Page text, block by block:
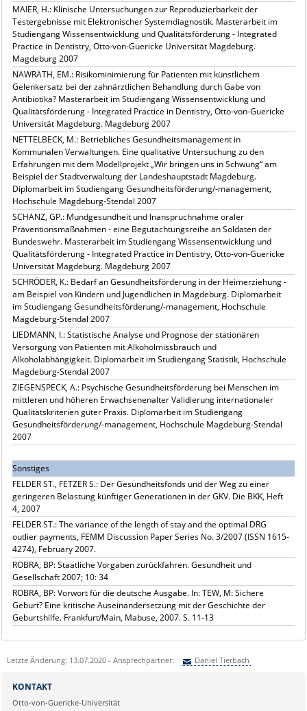
MAIER, H.: Klinische Untersuchungen zur Reproduzierbarkeit der
Testergebnisse mit Elektronischer Systemdiagnostik. Masterarbeit im
Studiengang Wissensentwicklung und Qualitätsförderung - Integrated
Practice in Dentistry, Otto-von-Guericke Universität Magdeburg.
Magdeburg 2007
NAWRATH, EM.: Risikominimierung für Patienten mit künstlichem
Gelenkersatz bei der zahnärztlichen Behandlung durch Gabe von
Antibiotika? Masterarbeit im Studiengang Wissensentwicklung und
Qualitätsförderung - Integrated Practice in Dentistry, Otto-von-Guericke
Universität Magdeburg. Magdeburg 2007
NETTELBECK, M.: Betriebliches Gesundheitsmanagement in
Kommunalen Verwaltungen. Eine qualitative Untersuchung zu den
Erfahrungen mit dem Modellprojekt „Wir bringen uns in Schwung“ am
Beispiel der Stadtverwaltung der Landeshauptstadt Magdeburg.
Diplomarbeit im Studiengang Gesundheitsförderung/-management,
Hochschule Magdeburg-Stendal 2007
SCHANZ, GP.: Mundgesundheit und Inanspruchnahme oraler
Präventionsmaßnahmen - eine Begutachtungsreihe an Soldaten der
Bundeswehr. Masterarbeit im Studiengang Wissensentwicklung und
Qualitätsförderung - Integrated Practice in Dentistry, Otto-von-Guericke
Universität Magdeburg. Magdeburg 2007
SCHRÖDER, K.: Bedarf an Gesundheitsförderung in der Heimerziehung -
am Beispiel von Kindern und Jugendlichen in Magdeburg. Diplomarbeit
im Studiengang Gesundheitsförderung/-management, Hochschule
Magdeburg-Stendal 2007
LIEDMANN, I.: Statistische Analyse und Prognose der stationären
Versorgung von Patienten mit Alkoholmissbrauch und
Alkoholabhängigkeit. Diplomarbeit im Studiengang Statistik, Hochschule
Magdeburg-Stendal 2007
ZIEGENSPECK, A.: Psychische Gesundheitsförderung bei Menschen im
mittleren und höheren Erwachsenenalter Validierung internationaler
Qualitätskriterien guter Praxis. Diplomarbeit im Studiengang
Gesundheitsförderung/-management, Hochschule Magdeburg-Stendal
2007
Sonstiges
FELDER ST., FETZER S.: Der Gesundheitsfonds und der Weg zu einer
geringeren Belastung künftiger Generationen in der GKV. Die BKK, Heft
4, 2007
FELDER ST.: The variance of the length of stay and the optimal DRG
outlier payments, FEMM Discussion Paper Series No. 3/2007 (ISSN 1615-
4274), February 2007.
ROBRA, BP: Staatliche Vorgaben zurückfahren. Gesundheit und
Gesellschaft 2007; 10: 34
ROBRA, BP: Vorwort für die deutsche Ausgabe. In: TEW, M: Sichere
Geburt? Eine kritische Auseinandersetzung mit der Geschichte der
Geburtshilfe. Frankfurt/Main, Mabuse, 2007. S. 11-13
Letzte Änderung: 13.07.2020 - Ansprechpartner: Daniel Tierbach
Ihre E-Mailadresse:
KONTAKT
Otto-von-Guericke-Universität